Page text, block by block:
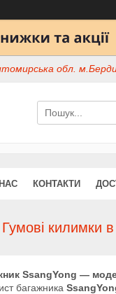
обл.
КОНТАКТИ
Гумові килимки
SsangYong —
багажника